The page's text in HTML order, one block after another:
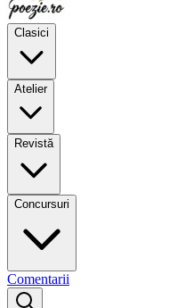
Clasici
Atelier
Revistă
Concursuri
Comentarii